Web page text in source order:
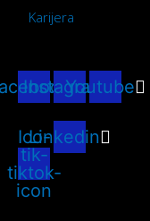
Karijera
Instagram
Youtube
Ico-
tik-
tiktok-
icon
Linkedin